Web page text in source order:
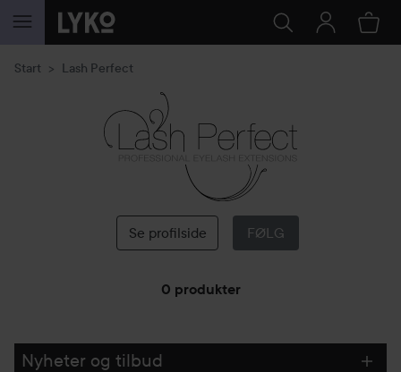
GÅ TIL INNHOLD
Start Lash Perfect
Lash
Perfect
Se profilside FØLG
0 produkter
Nyheter og tilbud